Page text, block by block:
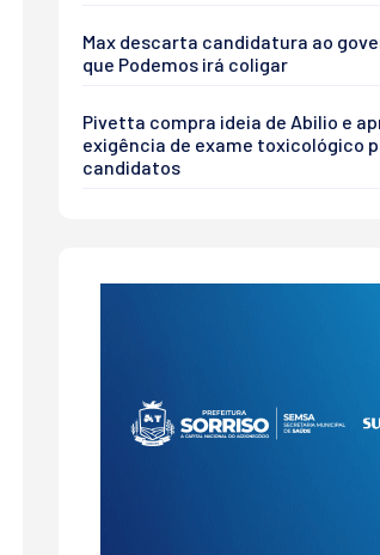
Max descarta candidatura ao
que Podemos irá coligar
Pivetta compra ideia de Abilio e
exigência de exame toxicológico
candidatos